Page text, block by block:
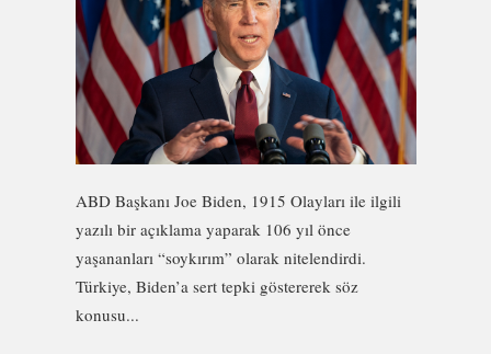
ABD Başkanı Joe Biden, 1915 Olayları ile ilgili
yazılı bir açıklama yaparak 106 yıl önce
yaşananları “soykırım” olarak nitelendirdi.
Türkiye, Biden’a sert tepki göstererek söz
konusu...